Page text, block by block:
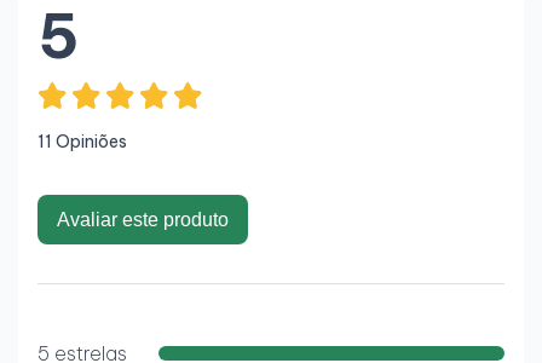
5
11 Opiniões
Avaliar este produto
5 estrelas